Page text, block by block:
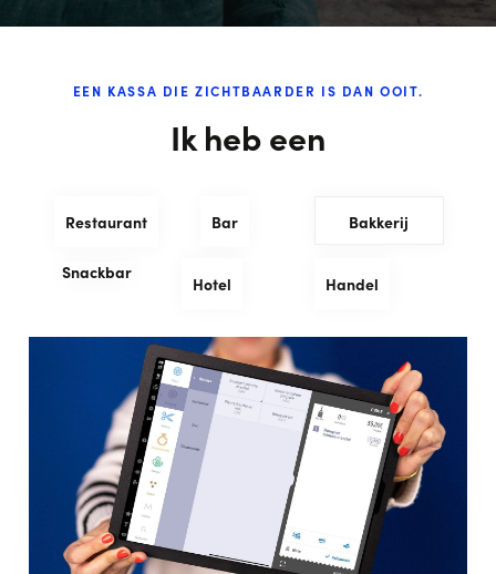
EEN KASSA DIE ZICHTBAARDER IS DAN OOIT.
Ik heb een
Restaurant Bar Bakkerij
Snackbar
Hotel Handel